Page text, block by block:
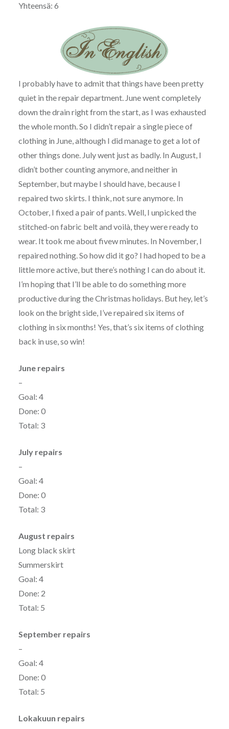
Yhteensä: 6
I probably have to admit that things have been pretty
quiet in the repair department. June went completely
down the drain right from the start, as I was exhausted
the whole month. So I didn’t repair a single piece of
clothing in June, although I did manage to get a lot of
other things done. July went just as badly. In August, I
didn’t bother counting anymore, and neither in
September, but maybe I should have, because I
repaired two skirts. I think, not sure anymore. In
October, I fixed a pair of pants. Well, I unpicked the
stitched-on fabric belt and voilà, they were ready to
wear. It took me about fivew minutes. In November, I
repaired nothing. So how did it go? I had hoped to be a
little more active, but there’s nothing I can do about it.
I’m hoping that I’ll be able to do something more
productive during the Christmas holidays. But hey, let’s
look on the bright side, I’ve repaired six items of
clothing in six months! Yes, that’s six items of clothing
back in use, so win!
June repairs
–
Goal: 4
Done: 0
Total: 3
July repairs
–
Goal: 4
Done: 0
Total: 3
August repairs
Long black skirt
Summerskirt
Goal: 4
Done: 2
Total: 5
September repairs
–
Goal: 4
Done: 0
Total: 5
Lokakuun repairs